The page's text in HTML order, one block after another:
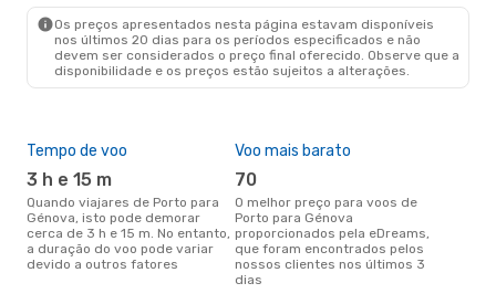
Os preços apresentados nesta página estavam disponíveis
nos últimos 20 dias para os períodos especificados e não
devem ser considerados o preço final oferecido. Observe que a
disponibilidade e os preços estão sujeitos a alterações.
Tempo de voo
3 h e 15 m
Quando viajares de Porto para
Génova, isto pode demorar
cerca de 3 h e 15 m. No entanto,
a duração do voo pode variar
devido a outros fatores
Voo mais barato
70
O melhor preço para voos de
Porto para Génova
proporcionados pela eDreams,
que foram encontrados pelos
nossos clientes nos últimos 3
dias